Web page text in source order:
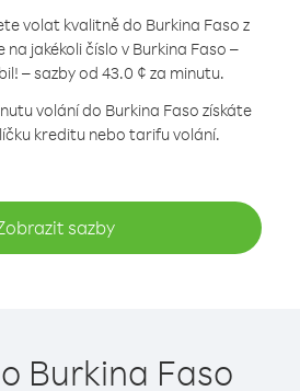
volat kvalitně do Burkina Faso z
na jakékoli číslo v Burkina Faso –
– sazby od 43.0 ¢ za minutu.
volání do Burkina Faso získáte
kreditu nebo tarifu volání.
sazby
Burkina Faso